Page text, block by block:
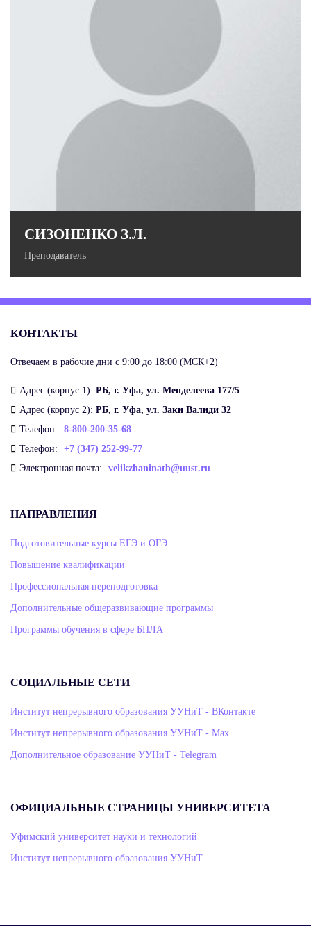
СИЗОНЕНКО З.Л.
Преподаватель
КОНТАКТЫ
Отвечаем в рабочие дни с 9:00 до 18:00 (МСК+2)
Адрес (корпус 1): РБ, г. Уфа, ул. Менделеева 177/5
Адрес (корпус 2): РБ, г. Уфа, ул. Заки Валиди 32
Телефон:
8-800-200-35-68
Телефон:
+7 (347) 252-99-77
Электронная почта:
velikzhaninatb@uust.ru
НАПРАВЛЕНИЯ
Подготовительные курсы ЕГЭ и ОГЭ
Повышение квалификации
Профессиональная переподготовка
Дополнительные общеразвивающие программы
Программы обучения в сфере БПЛА
СОЦИАЛЬНЫЕ СЕТИ
Институт непрерывного образования УУНиТ - ВКонтакте
Институт непрерывного образования УУНиТ - Max
Дополнительное образование УУНиТ - Telegram
ОФИЦИАЛЬНЫЕ СТРАНИЦЫ УНИВЕРСИТЕТА
Уфимский университет науки и технологий
Институт непрерывного образования УУНиТ